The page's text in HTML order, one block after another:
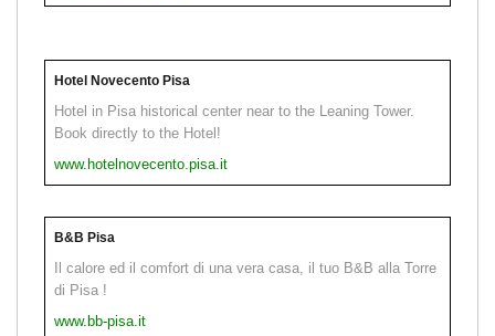
Hotel Novecento Pisa
Hotel in Pisa historical center near to the Leaning Tower.
Book directly to the Hotel!
www.hotelnovecento.pisa.it
B&B Pisa
Il calore ed il comfort di una vera casa, il tuo B&B alla Torre
di Pisa !
www.bb-pisa.it